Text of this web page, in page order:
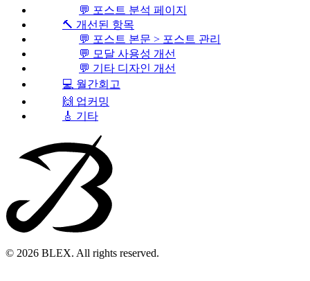
💬 포스트 분석 페이지
🔨 개선된 항목
💬 포스트 본문 > 포스트 관리
💬 모달 사용성 개선
💬 기타 디자인 개선
💻 월간회고
🙌 업커밍
🎸 기타
© 2026 BLEX. All rights reserved.